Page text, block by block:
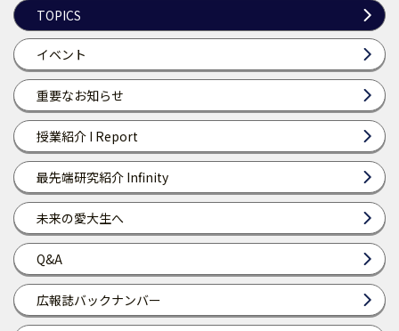
TOPICS
イベント
重要なお知らせ
授業紹介 I Report
最先端研究紹介 Infinity
未来の愛大生へ
Q&A
広報誌バックナンバー